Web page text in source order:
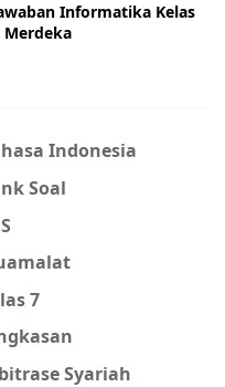
Informatika Kelas
Merdeka
Indonesia
Soal
7
Syariah